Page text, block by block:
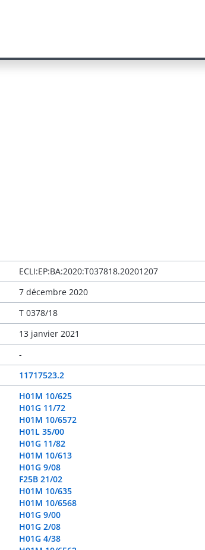
ECLI:EP:BA:2020:T037818.20201207
7 décembre 2020
T 0378/18
13 janvier 2021
-
11717523.2
H01M 10/625
H01G 11/72
H01M 10/6572
H01L 35/00
H01G 11/82
H01M 10/613
H01G 9/08
F25B 21/02
H01M 10/635
H01M 10/6568
H01G 9/00
H01G 2/08
H01G 4/38